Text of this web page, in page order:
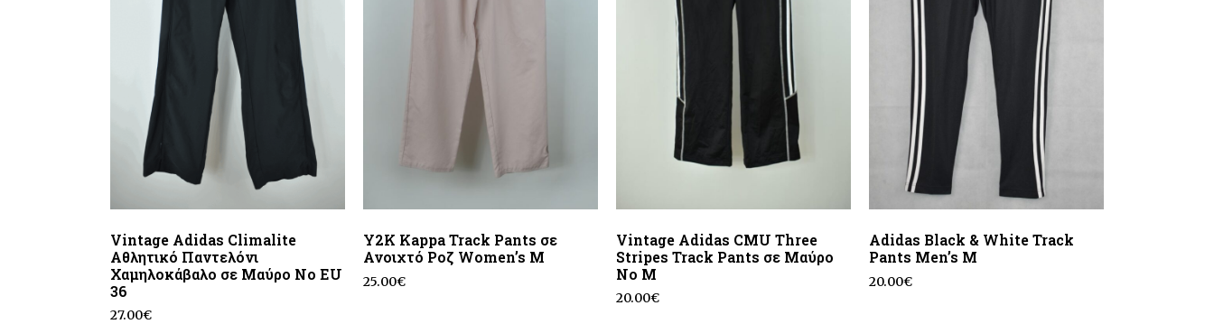
Vintage Adidas Climalite
Αθλητικό Παντελόνι
Χαμηλοκάβαλο σε Μαύρο No EU
36
27.00€
Y2K Kappa Track Pants σε
Ανοιχτό Ροζ Women’s M
25.00€
Vintage Adidas CMU Three
Stripes Track Pants σε Μαύρο
No M
20.00€
Adidas Black & White Track
Pants Men’s M
20.00€